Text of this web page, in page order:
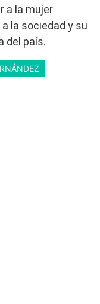
a la mujer
la sociedad y su
del país.